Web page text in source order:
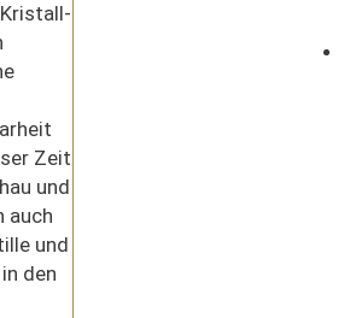
Zeit
und
auch
und
den